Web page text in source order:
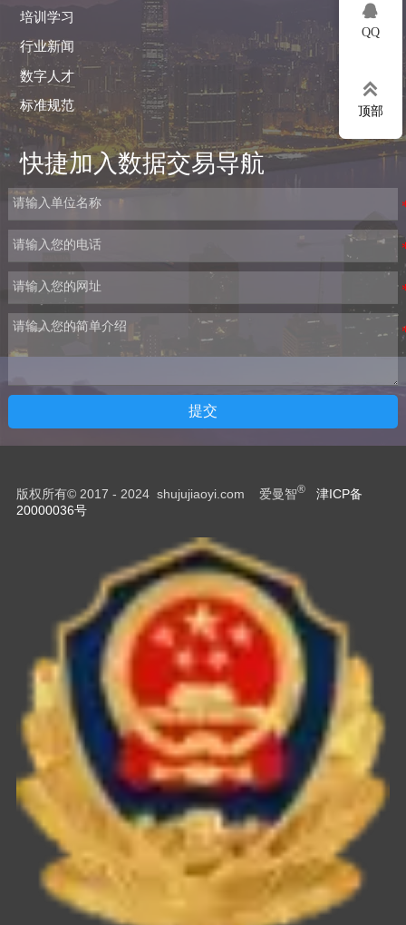
培训学习
行业新闻
数字人才
标准规范
快捷加入数据交易导航
提交
版权所有© 2017 - 2024 shujujiaoyi.com 爱曼智®
津ICP备
20000036号

QQ

顶部